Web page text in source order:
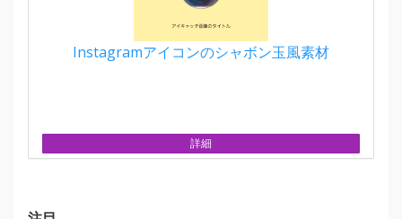
Instagramアイコンのシャボン玉風素材
詳細